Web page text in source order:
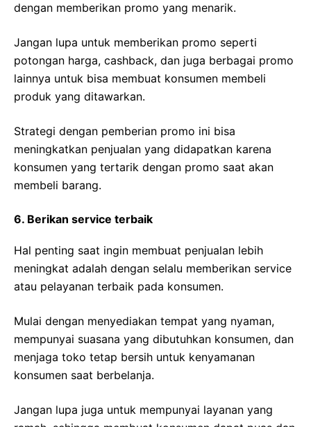
dengan memberikan promo yang menarik.
Jangan lupa untuk memberikan promo seperti
potongan harga, cashback, dan juga berbagai promo
lainnya untuk bisa membuat konsumen membeli
produk yang ditawarkan.
Strategi dengan pemberian promo ini bisa
meningkatkan penjualan yang didapatkan karena
konsumen yang tertarik dengan promo saat akan
membeli barang.
6. Berikan service terbaik
Hal penting saat ingin membuat penjualan lebih
meningkat adalah dengan selalu memberikan service
atau pelayanan terbaik pada konsumen.
Mulai dengan menyediakan tempat yang nyaman,
mempunyai suasana yang dibutuhkan konsumen, dan
menjaga toko tetap bersih untuk kenyamanan
konsumen saat berbelanja.
Jangan lupa juga untuk mempunyai layanan yang